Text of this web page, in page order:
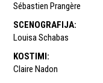
Sébastien Prangère
SCENOGRAFIJA:
Louisa Schabas
KOSTIMI:
Claire Nadon